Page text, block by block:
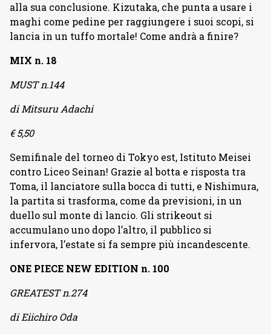
alla sua conclusione. Kizutaka, che punta a usare i
maghi come pedine per raggiungere i suoi scopi, si
lancia in un tuffo mortale! Come andrà a finire?
MIX n. 18
MUST n.144
di Mitsuru Adachi
€ 5,50
Semifinale del torneo di Tokyo est, Istituto Meisei
contro Liceo Seinan! Grazie al botta e risposta tra
Toma, il lanciatore sulla bocca di tutti, e Nishimura,
la partita si trasforma, come da previsioni, in un
duello sul monte di lancio. Gli strikeout si
accumulano uno dopo l’altro, il pubblico si
infervora, l’estate si fa sempre più incandescente.
ONE PIECE NEW EDITION n. 100
GREATEST n.274
di Eiichiro Oda